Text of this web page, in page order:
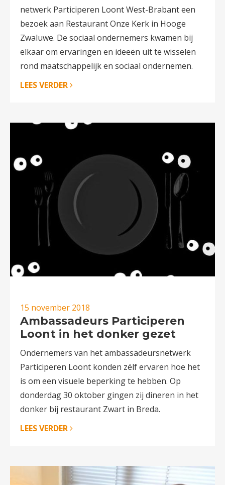
netwerk Participeren Loont West-Brabant een
bezoek aan Restaurant Onze Kerk in Hooge
Zwaluwe. De sociaal ondernemers kwamen bij
elkaar om ervaringen en ideeën uit te wisselen
rond maatschappelijk en sociaal ondernemen.
LEES VERDER
15 november 2018
Ambassadeurs Participeren
Loont in het donker gezet
Ondernemers van het ambassadeursnetwerk
Participeren Loont konden zélf ervaren hoe het
is om een visuele beperking te hebben. Op
donderdag 30 oktober gingen zij dineren in het
donker bij restaurant Zwart in Breda.
LEES VERDER